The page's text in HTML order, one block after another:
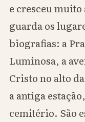
e cresceu
guarda os
biografias: a
Luminosa, a
Cristo no alto
a antiga
cemitério. São